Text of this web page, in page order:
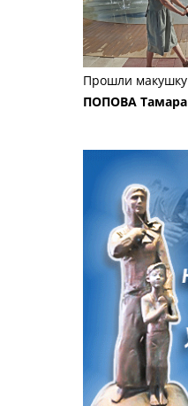
Прошли макушку
ПОПОВА Тамара